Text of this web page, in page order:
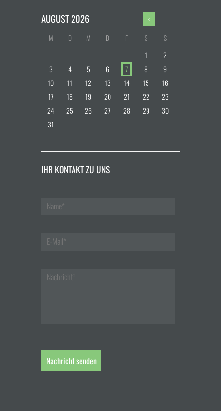
AUGUST2026
M D M D F S S
1
2
3
4 5 6 7 8
9
10
11 12 13 14 15
16
17
18 19 20 21 22
23
24
25 26 27 28 29
30
31
IHR KONTAKT ZU UNS